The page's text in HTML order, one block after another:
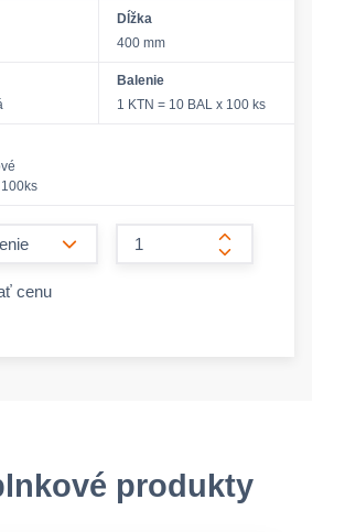
Dĺžka
400 mm
Balenie
1 KTN = 10 BAL x 100 ks
form.increase-
cenu
produkty